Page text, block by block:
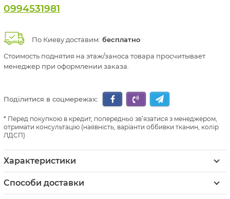
0994531981
По Киеву доставим: бесплатно
Стоимость поднятия на этаж/заноса товара просчитывает
менеджер при оформлении заказа.
Поділитися в соцмережах:
Перед покупкою в кредит, попередньо зв’язатися з менеджером,
отримати консультацію (наявність, варіанти оббивки тканин, колір
ЛДСП)
Характеристики
Способи доставки